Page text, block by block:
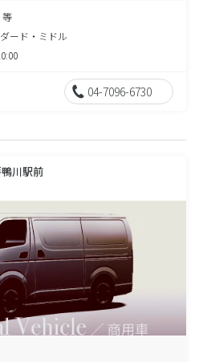
等
ード・ミドル
04-7096-6730
川駅前